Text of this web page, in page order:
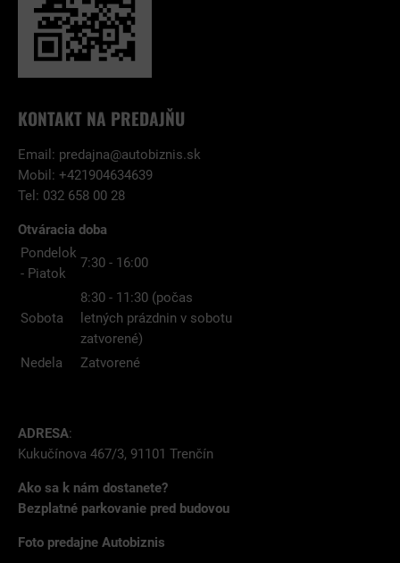
KONTAKT NA PREDAJŇU
Email: predajna@autobiznis.sk
Mobil: +421904634639
Tel: 032 658 00 28
Otváracia doba
Pondelok
- Piatok
7:30 - 16:00
Sobota
8:30 - 11:30 (počas
letných prázdnin v sobotu
zatvorené)
Nedela
Zatvorené
ADRESA:
Kukučínova 467/3, 91101 Trenčín
Ako sa k nám dostanete?
Bezplatné parkovanie pred budovou
Foto predajne Autobiznis